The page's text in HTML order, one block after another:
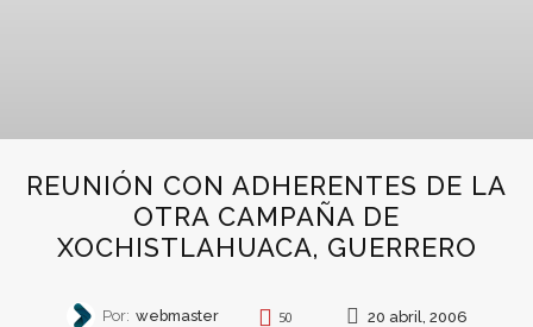
REUNIÓN CON ADHERENTES DE LA
OTRA CAMPAÑA DE
XOCHISTLAHUACA, GUERRERO
Por: webmaster 50 20 abril, 2006